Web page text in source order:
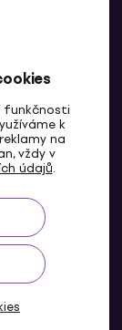
funkčnosti
k
na
vždy v
údajů.